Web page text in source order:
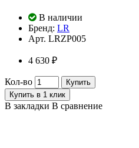
В наличии
Бренд: LR
Арт. LRZP005
4 630 ₽
Кол-во
Купить
Купить в 1 клик
В закладки В сравнение